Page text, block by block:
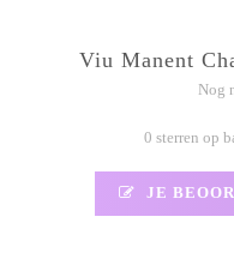
Viu Manent
Nog
0 sterren op
JE